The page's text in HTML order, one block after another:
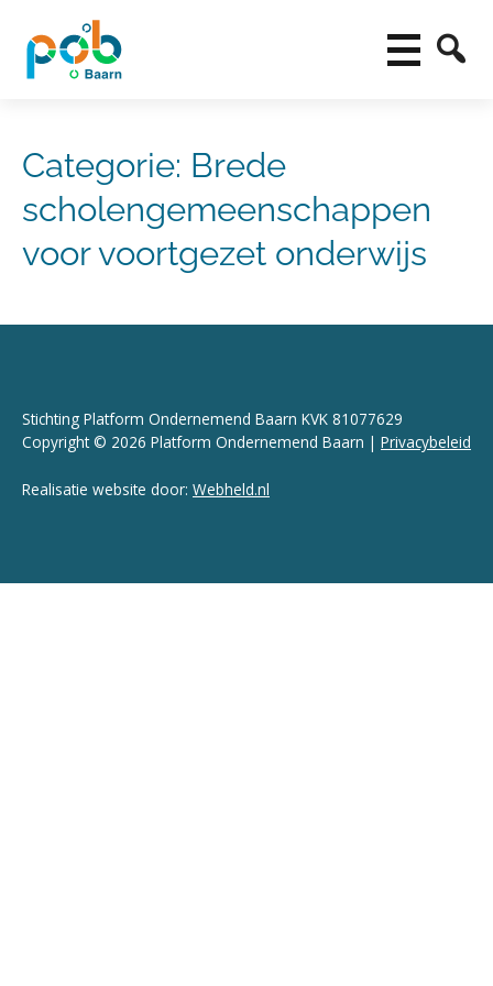
Categorie: Brede
scholengemeenschappen
voor voortgezet onderwijs
Stichting Platform Ondernemend Baarn KVK 81077629
Copyright © 2026 Platform Ondernemend Baarn | Privacybeleid
Realisatie website door: Webheld.nl